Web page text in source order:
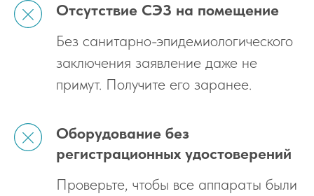
Отсутствие СЭЗ на помещение
Без санитарно-эпидемиологического
заключения заявление даже не
примут. Получите его заранее.
Оборудование без
регистрационных удостоверений
Проверьте, чтобы все аппараты были